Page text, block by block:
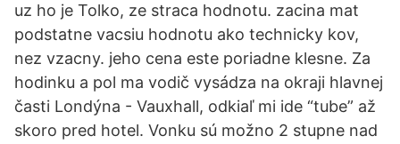
uz ho je Tolko, ze straca hodnotu. zacina mat
podstatne vacsiu hodnotu ako technicky kov,
nez vzacny. jeho cena este poriadne klesne. Za
hodinku a pol ma vodič vysádza na okraji hlavnej
časti Londýna - Vauxhall, odkiaľ mi ide “tube” až
skoro pred hotel. Vonku sú možno 2 stupne nad